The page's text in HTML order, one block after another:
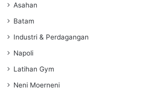
Asahan
Batam
Industri & Perdagangan
Napoli
Latihan Gym
Neni Moerneni